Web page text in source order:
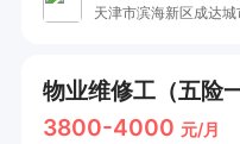
物业维修工（五险
3800-4000 元/月